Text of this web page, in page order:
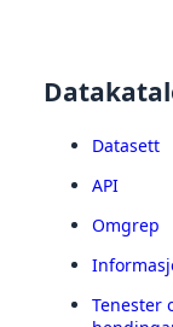
Datasett
API
Omgrep
Tenester